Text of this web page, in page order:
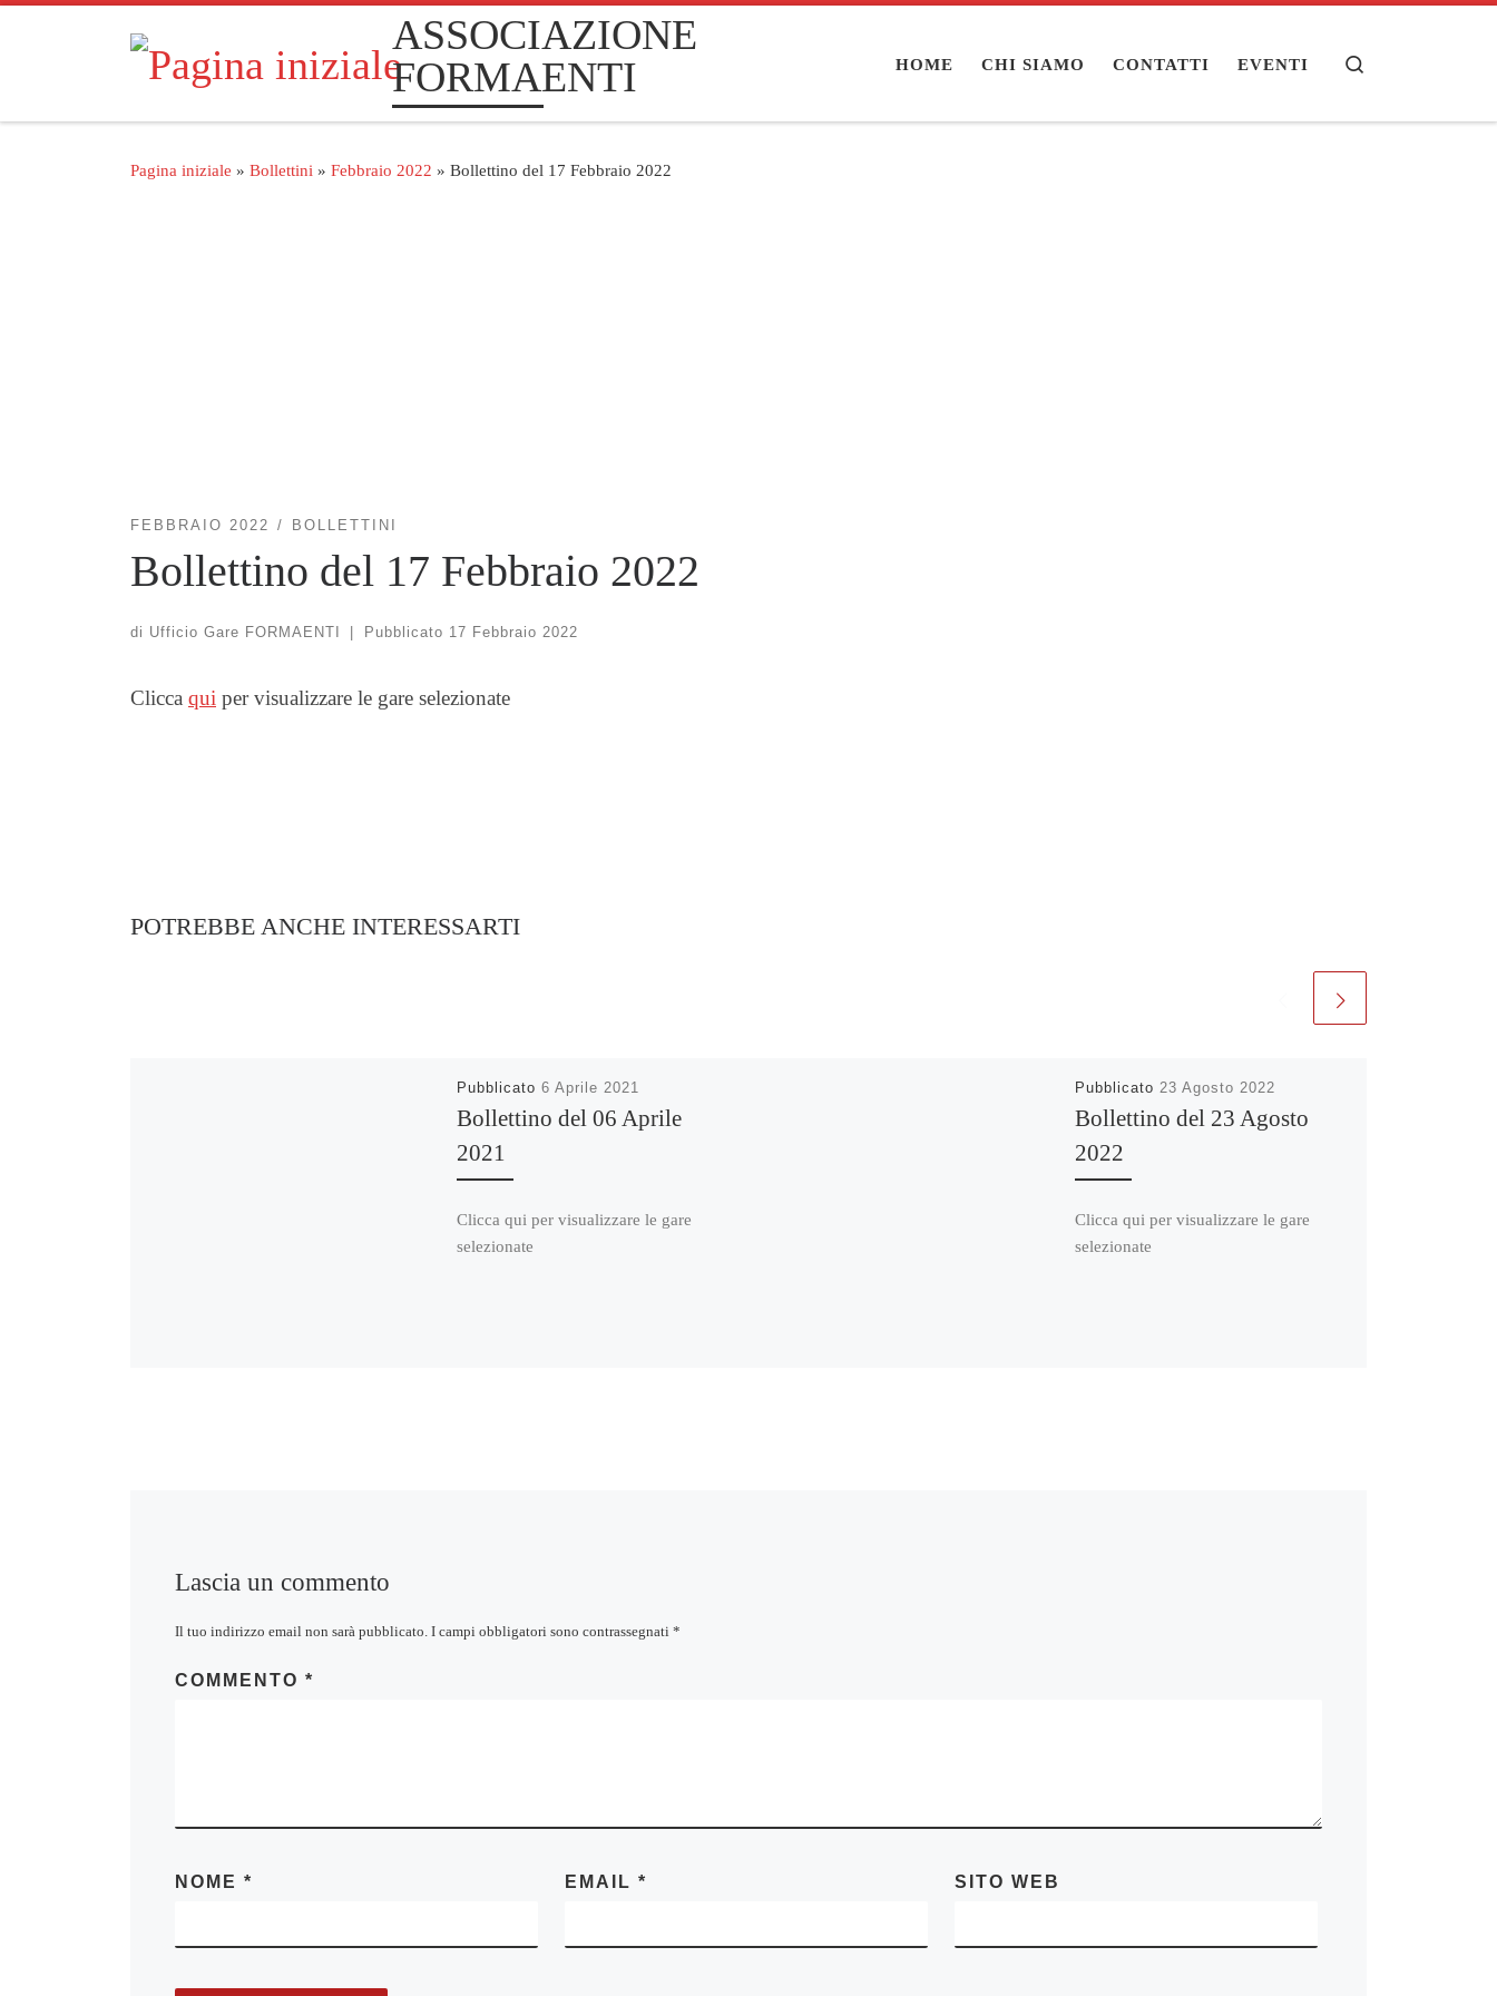
Passa al contenuto
ASSOCIAZIONE
FORMAENTI
HOME CHI SIAMO CONTATTI EVENTI
Pagina iniziale » Bollettini » Febbraio 2022 » Bollettino del 17 Febbraio 2022
FEBBRAIO 2022 BOLLETTINI
Bollettino del 17 Febbraio 2022
di Ufficio Gare FORMAENTI Pubblicato 17 Febbraio 2022
Clicca qui per visualizzare le gare selezionate
POTREBBE ANCHE INTERESSARTI
Pubblicato 6 Aprile 2021
Bollettino del 06 Aprile
2021
Clicca qui per visualizzare le gare
selezionate
Pubblicato 23 Agosto 2022
Bollettino del 23 Agosto
2022
Clicca qui per visualizzare le gare
selezionate
Lascia un commento
Il tuo indirizzo email non sarà pubblicato. I campi obbligatori sono contrassegnati *
COMMENTO *
NOME * EMAIL * SITO WEB